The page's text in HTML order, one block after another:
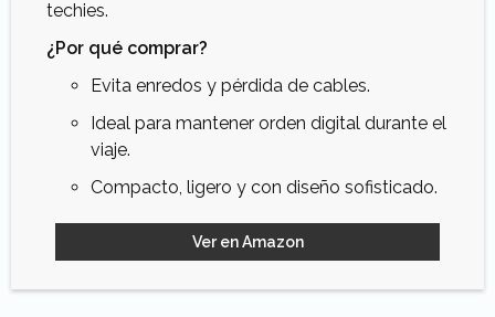
techies.
¿Por qué comprar?
Evita enredos y pérdida de cables.
Ideal para mantener orden digital durante el
viaje.
Compacto, ligero y con diseño sofisticado.
Ver en Amazon